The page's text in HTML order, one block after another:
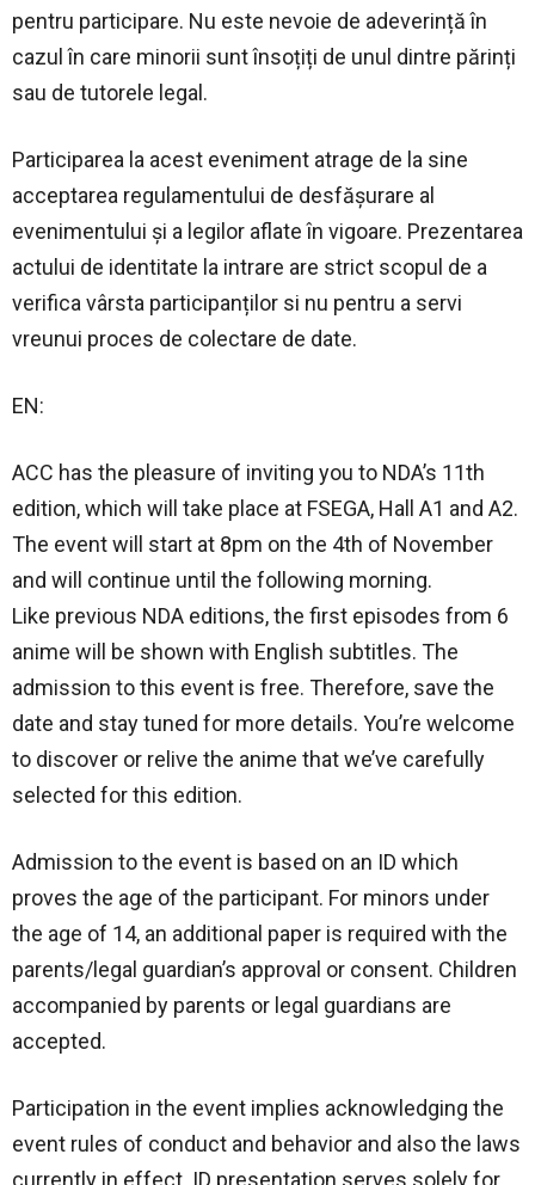
pentru participare. Nu este nevoie de adeverință în
cazul în care minorii sunt însoțiți de unul dintre părinți
sau de tutorele legal.
Participarea la acest eveniment atrage de la sine
acceptarea regulamentului de desfășurare al
evenimentului și a legilor aflate în vigoare. Prezentarea
actului de identitate la intrare are strict scopul de a
verifica vârsta participanților si nu pentru a servi
vreunui proces de colectare de date.
EN:
ACC has the pleasure of inviting you to NDA’s 11th
edition, which will take place at FSEGA, Hall A1 and A2.
The event will start at 8pm on the 4th of November
and will continue until the following morning.
Like previous NDA editions, the first episodes from 6
anime will be shown with English subtitles. The
admission to this event is free. Therefore, save the
date and stay tuned for more details. You’re welcome
to discover or relive the anime that we’ve carefully
selected for this edition.
Admission to the event is based on an ID which
proves the age of the participant. For minors under
the age of 14, an additional paper is required with the
parents/legal guardian’s approval or consent. Children
accompanied by parents or legal guardians are
accepted.
Participation in the event implies acknowledging the
event rules of conduct and behavior and also the laws